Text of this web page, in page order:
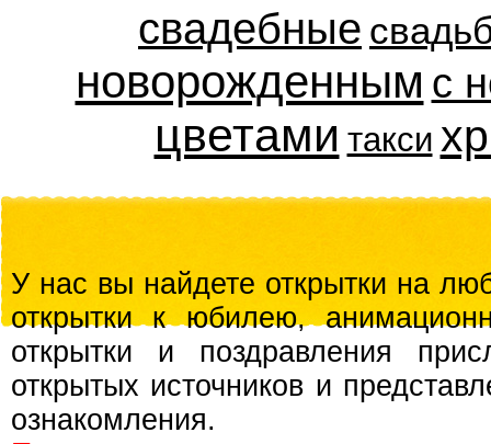
свадебные
новорожденным с
цветами такси
У нас вы найдете открытки на
открытки к юбилею,
открытки и поздравления
открытых источников и
ознакомления.